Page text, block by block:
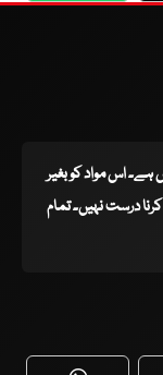
ہے۔ اس مواد کو بغیر
درست نہیں۔ تمام